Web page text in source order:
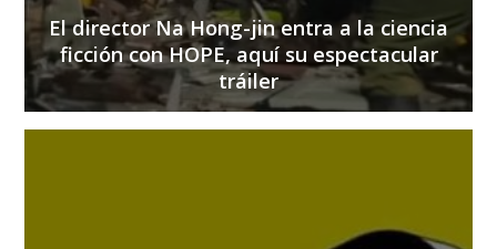
El director Na Hong-jin entra a la ciencia
ficción con HOPE, aquí su espectacular
tráiler